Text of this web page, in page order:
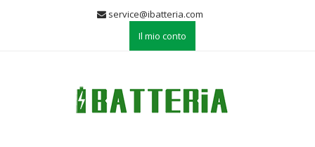
service@ibatteria.com
Il mio conto